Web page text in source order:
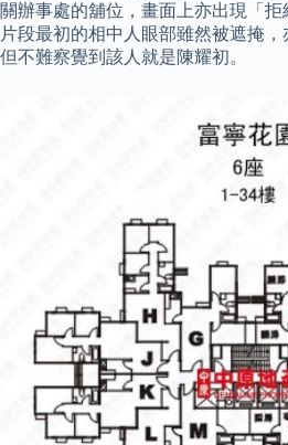
關辦事處的舖位，畫面上亦出現「拒
片段最初的相中人眼部雖然被遮掩，
但不難察覺到該人就是陳耀初。